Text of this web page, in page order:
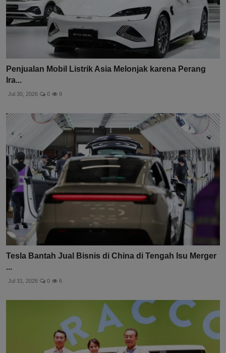
Penjualan Mobil Listrik Asia Melonjak karena Perang
Ira...
Jul 30, 2026 0 9
Tesla Bantah Jual Bisnis di China di Tengah Isu Merger
...
Jul 31, 2026 0 6